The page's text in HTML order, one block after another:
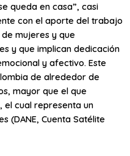
queda en casa”, casi
con el aporte del trabajo
mujeres y que
y que implican dedicación
y afectivo. Este
de alrededor de
mayor que el que
el cual representa un
(DANE, Cuenta Satélite